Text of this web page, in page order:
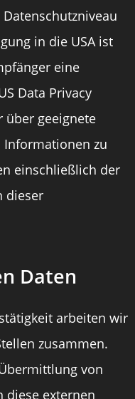
in die USA ist
eine
Data Privacy
über geeignete
Informationen zu
einschließlich der
dieser
Daten
arbeiten wir
zusammen.
von
diese externen